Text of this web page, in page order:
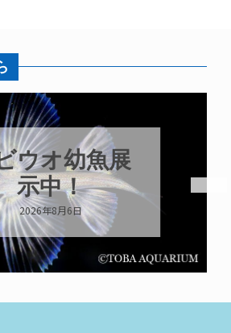
ウオ幼魚展
示中！
2026年8月6日